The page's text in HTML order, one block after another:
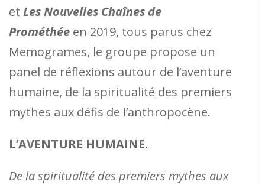
et Les Nouvelles Chaînes de
Prométhée en 2019, tous parus chez
Memogrames, le groupe propose un
panel de réflexions autour de l’aventure
humaine, de la spiritualité des premiers
mythes aux défis de l’anthropocène.
L’AVENTURE HUMAINE.
De la spiritualité des premiers mythes aux